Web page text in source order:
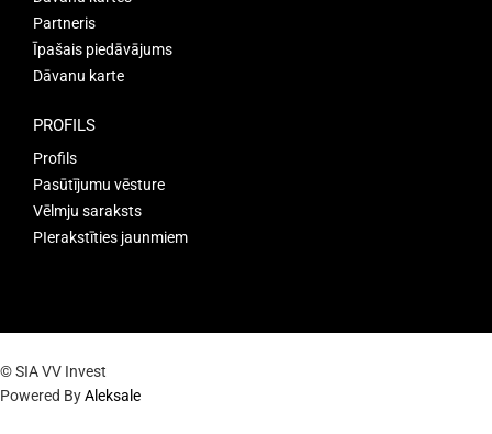
Partneris
Īpašais piedāvājums
Dāvanu karte
PROFILS
Profils
Pasūtījumu vēsture
Vēlmju saraksts
PIerakstīties jaunmiem
© SIA VV Invest
Powered ByAleksale